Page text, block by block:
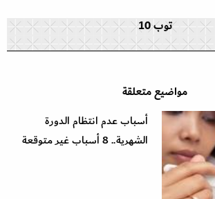
توب 10
مواضيع متعلقة
أسباب عدم انتظام الدورة
الشهرية.. 8 أسباب غير متوقعة